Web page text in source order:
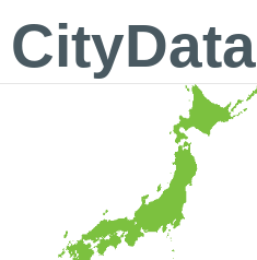
CityData